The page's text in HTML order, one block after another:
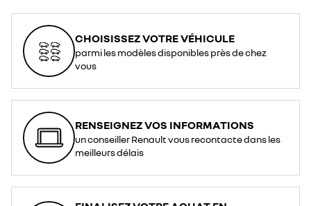
CHOISISSEZ VOTRE VÉHICULE
parmi les modèles disponibles près de chez
vous
RENSEIGNEZ VOS INFORMATIONS
un conseiller Renault vous recontacte dans les
meilleurs délais